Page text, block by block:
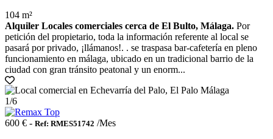
104 m²
Alquiler Locales comerciales cerca de El Bulto, Málaga. Por
petición del propietario, toda la información referente al local se
pasará por privado, ¡llámanos!. . se traspasa bar-cafetería en pleno
funcionamiento en málaga, ubicado en un tradicional barrio de la
ciudad con gran tránsito peatonal y un enorm...
1/6
600 € - Ref: RMES51742 /Mes